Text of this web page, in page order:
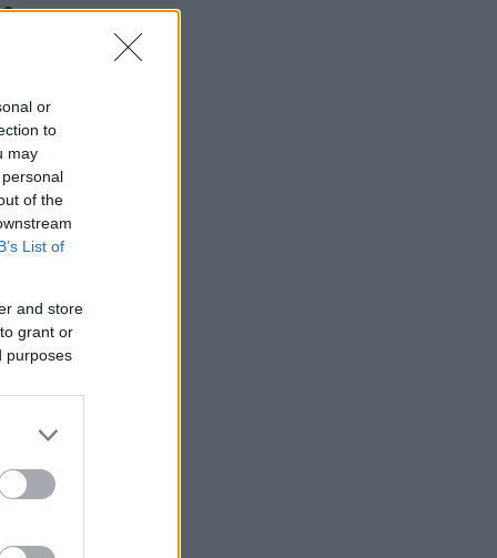
or
to
may
of the
List of
and store
grant or
purposes